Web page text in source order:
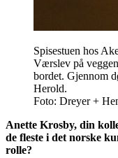
Spisestuen hos
Værslev på
bordet. Gjennom
Herold.
Foto: Dreyer +
Anette Krosby, din
de fleste i det norske
rolle?